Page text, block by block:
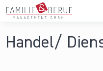
Direkt zum Inhalt
Handel/